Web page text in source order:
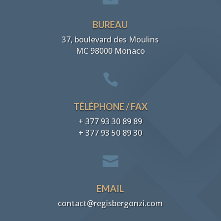
BUREAU
37, boulevard des Moulins
MC 98000 Monaco

TÉLÉPHONE / FAX
+ 377 93 30 89 89
+ 377 93 50 89 30

EMAIL
contact@regisbergonzi.com